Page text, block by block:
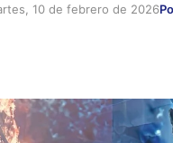
10 de febrero de 2026